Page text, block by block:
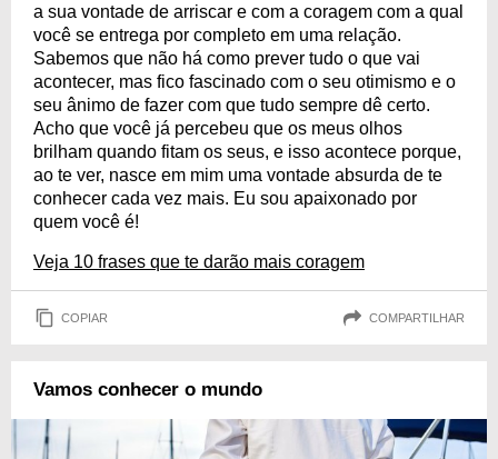
a sua vontade de arriscar e com a coragem com a qual
você se entrega por completo em uma relação.
Sabemos que não há como prever tudo o que vai
acontecer, mas fico fascinado com o seu otimismo e o
seu ânimo de fazer com que tudo sempre dê certo.
Acho que você já percebeu que os meus olhos
brilham quando fitam os seus, e isso acontece porque,
ao te ver, nasce em mim uma vontade absurda de te
conhecer cada vez mais. Eu sou apaixonado por
quem você é!
Veja 10 frases que te darão mais coragem
COPIAR COMPARTILHAR
Vamos conhecer o mundo